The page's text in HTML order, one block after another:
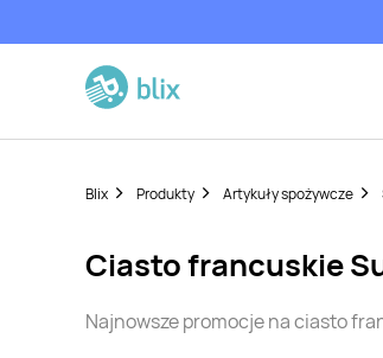
Blix Produkty Artykuły spożywcze
ciasto francuskie
Najnowsze promocje naciasto